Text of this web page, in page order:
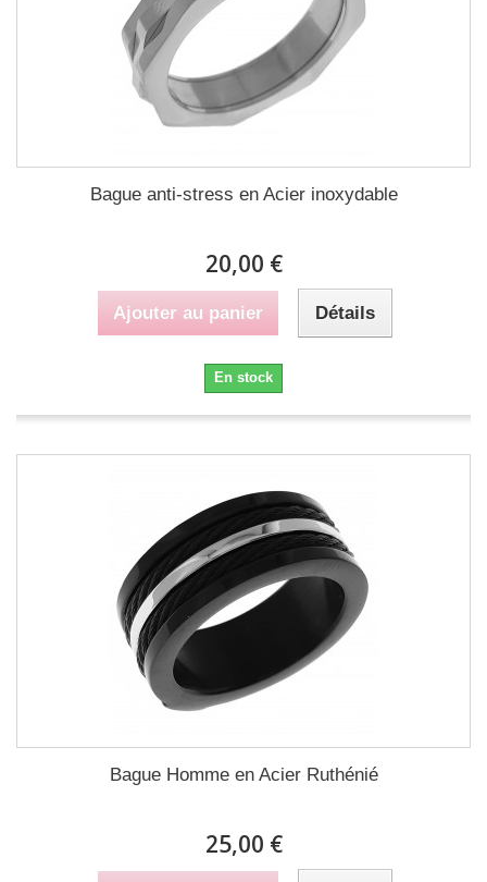
Bague anti-stress en Acier inoxydable
20,00 €
Ajouter au panier Détails
En stock
Bague Homme en Acier Ruthénié
25,00 €